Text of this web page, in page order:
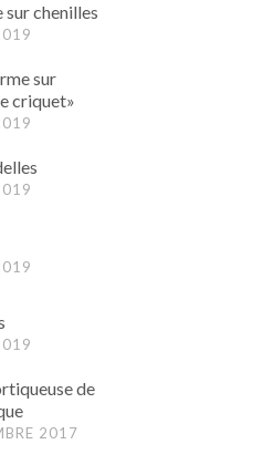
chenilles
sur
criquet»
de
2017